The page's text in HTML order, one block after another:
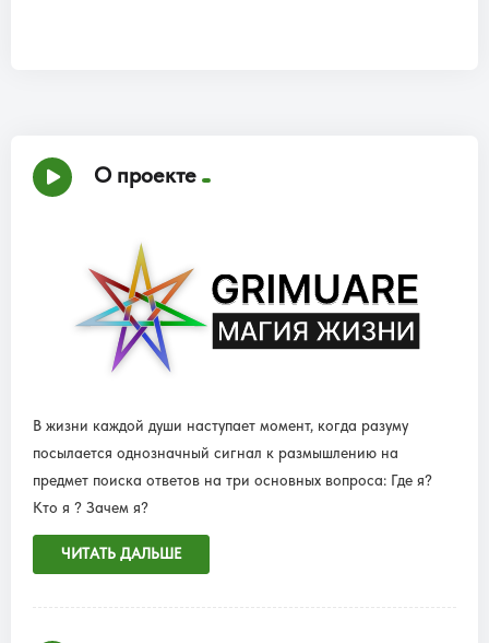
О проекте
В жизни каждой души наступает момент, когда разуму
посылается однозначный сигнал к размышлению на
предмет поиска ответов на три основных вопроса: Где я?
Кто я ? Зачем я?
ЧИТАТЬ ДАЛЬШЕ